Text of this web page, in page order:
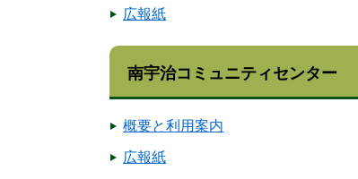
広報紙
南宇治コミュニティセンター
概要と利用案内
広報紙